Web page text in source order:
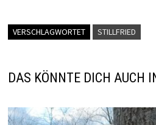
VERSCHLAGWORTET STILLFRIED
DAS KÖNNTE DICH AUCH